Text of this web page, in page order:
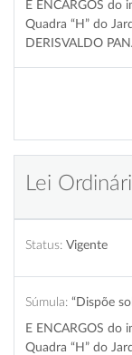
E ENCARGOS do
Quadra “H” do
DERISVALDO
Lei
Status: Vigente
Súmula: “Dispõe
E ENCARGOS do
Quadra “H” do